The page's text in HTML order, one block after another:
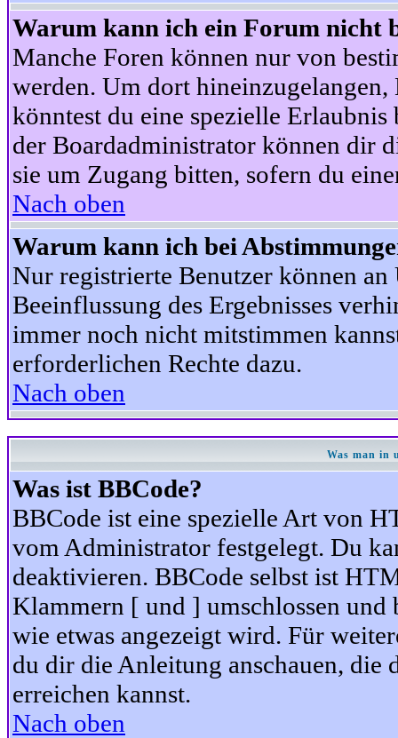
Warum kann ich ein Forum nicht
Manche Foren können nur von
werden. Um dort hineinzugelangen,
könntest du eine spezielle
der Boardadministrator können dir
sie um Zugang bitten, sofern du
Nach oben
Warum kann ich bei
Nur registrierte Benutzer können
Beeinflussung des Ergebnisses
immer noch nicht mitstimmen
erforderlichen Rechte dazu.
Nach oben
Was man in
Was ist BBCode?
BBCode ist eine spezielle Art von
vom Administrator festgelegt. Du
deaktivieren. BBCode selbst ist
Klammern [ und ] umschlossen
wie etwas angezeigt wird. Für
du dir die Anleitung anschauen, die
erreichen kannst.
Nach oben